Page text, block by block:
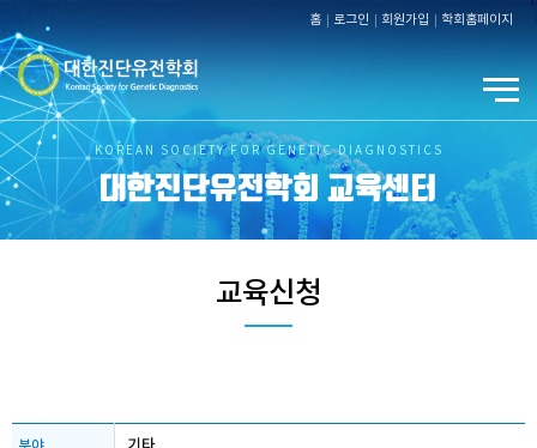
홈 로그인 회원가입 학회홈페이지
KOREAN SOCIETY FOR GENETIC DIAGNOSTICS
대한진단유전학회 교육센터
교육신청